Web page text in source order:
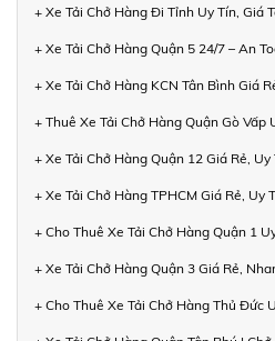
+ Xe Tải Chở Hàng Đi Tỉnh Uy Tín, Giá
+ Xe Tải Chở Hàng Quận 5 24/7 – An
+ Xe Tải Chở Hàng KCN Tân Bình Giá
+ Thuê Xe Tải Chở Hàng Quận Gò Vấp
+ Xe Tải Chở Hàng Quận 12 Giá Rẻ,
+ Xe Tải Chở Hàng TPHCM Giá Rẻ, Uy
+ Cho Thuê Xe Tải Chở Hàng Quận 1
+ Xe Tải Chở Hàng Quận 3 Giá Rẻ,
+ Cho Thuê Xe Tải Chở Hàng Thủ Đức